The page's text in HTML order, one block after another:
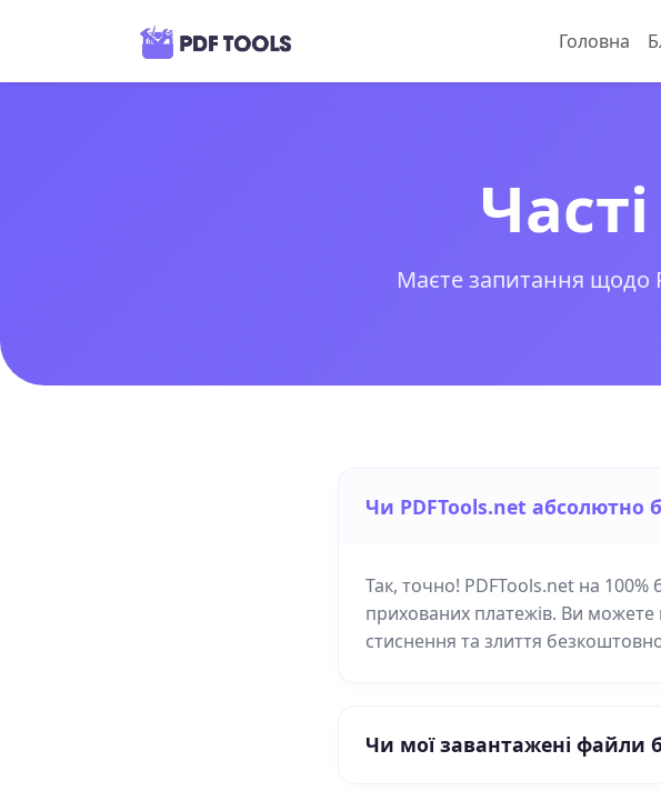
Головна
Маєте запитання щодо
Чи PDFTools.net абсолютно
Так, точно! PDFTools.net на 100%
прихованих платежів. Ви можете
стиснення та злиття
Чи мої завантажені файли